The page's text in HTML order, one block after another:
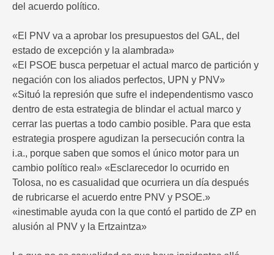
del acuerdo político.
«El PNV va a aprobar los presupuestos del GAL, del
estado de excepción y la alambrada»
«El PSOE busca perpetuar el actual marco de partición y
negación con los aliados perfectos, UPN y PNV»
«Situó la represión que sufre el independentismo vasco
dentro de esta estrategia de blindar el actual marco y
cerrar las puertas a todo cambio posible. Para que esta
estrategia prospere agudizan la persecución contra la
i.a., porque saben que somos el único motor para un
cambio político real» «Esclarecedor lo ocurrido en
Tolosa, no es casualidad que ocurriera un día después
de rubricarse el acuerdo entre PNV y PSOE.»
«inestimable ayuda con la que contó el partido de ZP en
alusión al PNV y la Ertzaintza»